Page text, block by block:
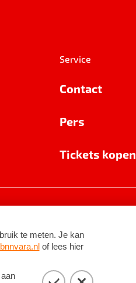
Service
Contact
Pers
Tickets kopen